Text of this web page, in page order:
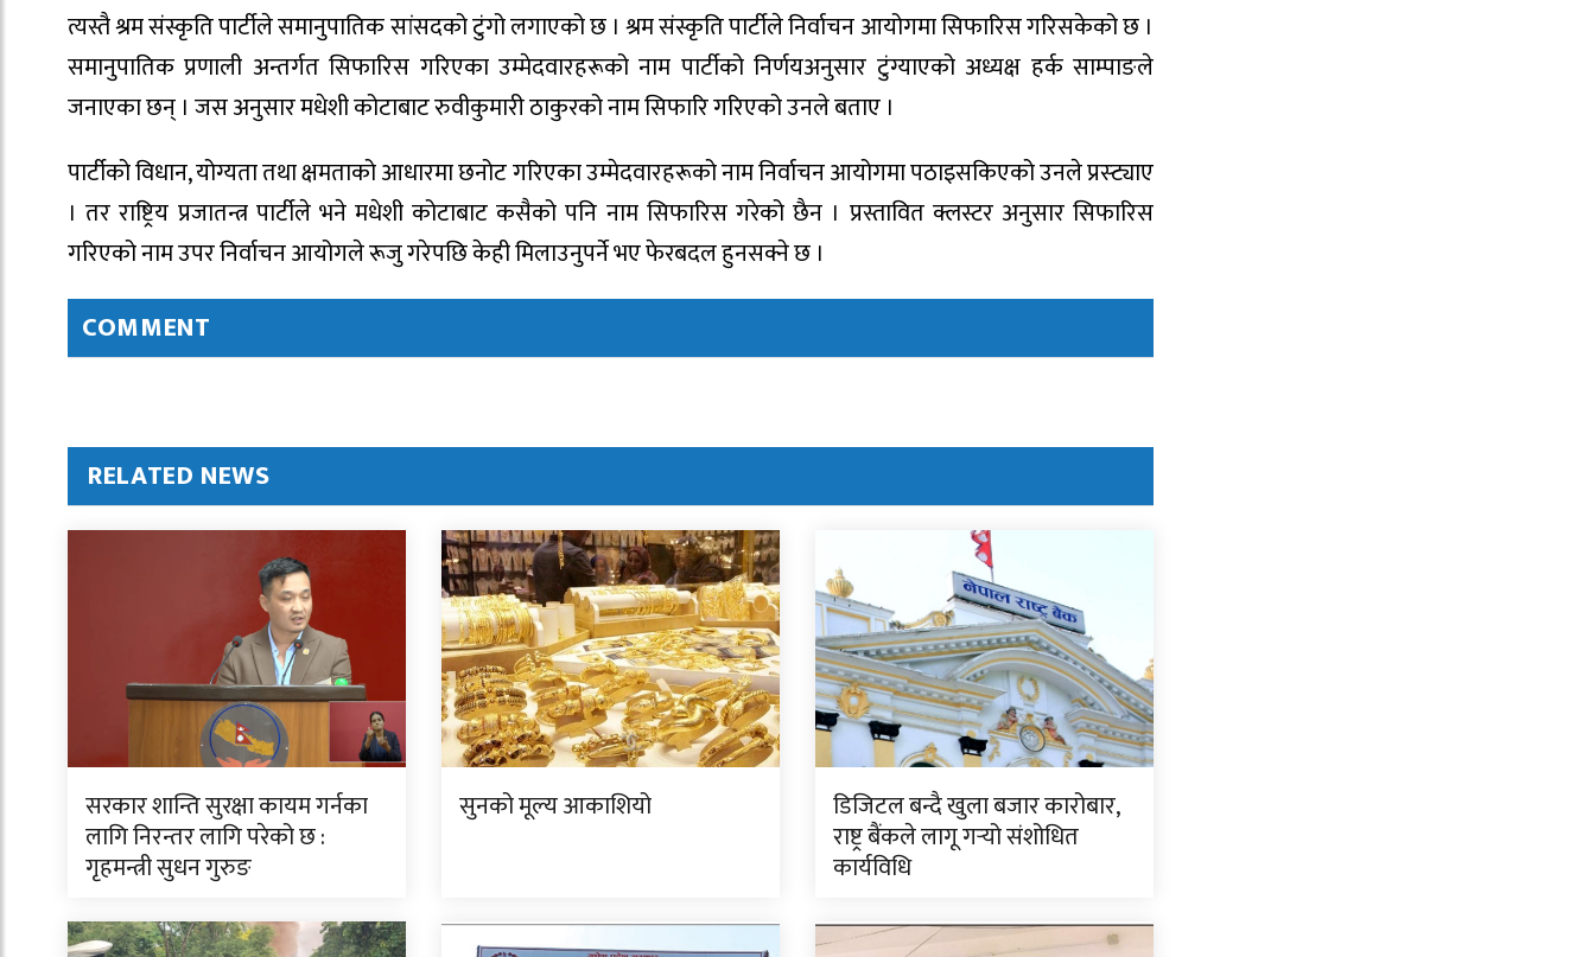
त्यस्तै श्रम संस्कृति पार्टीले समानुपातिक सांसदको टुंगो लगाएको छ । श्रम संस्कृति पार्टीले निर्वाचन आयोगमा सिफारिस गरिसकेको छ ।
समानुपातिक प्रणाली अन्तर्गत सिफारिस गरिएका उम्मेदवारहरूको नाम पार्टीको निर्णयअनुसार टुंग्याएको अध्यक्ष हर्क साम्पाङले
जनाएका छन् । जस अनुसार मधेशी कोटाबाट रुवीकुमारी ठाकुरको नाम सिफारि गरिएको उनले बताए ।
पार्टीको विधान, योग्यता तथा क्षमताको आधारमा छनोट गरिएका उम्मेदवारहरूको नाम निर्वाचन आयोगमा पठाइसकिएको उनले प्रस्ट्याए
। तर राष्ट्रिय प्रजातन्त्र पार्टीले भने मधेशी कोटाबाट कसैको पनि नाम सिफारिस गरेको छैन । प्रस्तावित क्लस्टर अनुसार सिफारिस
गरिएको नाम उपर निर्वाचन आयोगले रूजु गरेपछि केही मिलाउनुपर्ने भए फेरबदल हुनसक्ने छ ।
COMMENT
RELATED NEWS
सरकार शान्ति सुरक्षा कायम गर्नका
लागि निरन्तर लागि परेको छ :
गृहमन्त्री सुधन गुरुङ
सुनको मूल्य आकाशियो डिजिटल बन्दै खुला बजार कारोबार,
राष्ट्र बैंकले लागू गर्‍यो संशोधित
कार्यविधि